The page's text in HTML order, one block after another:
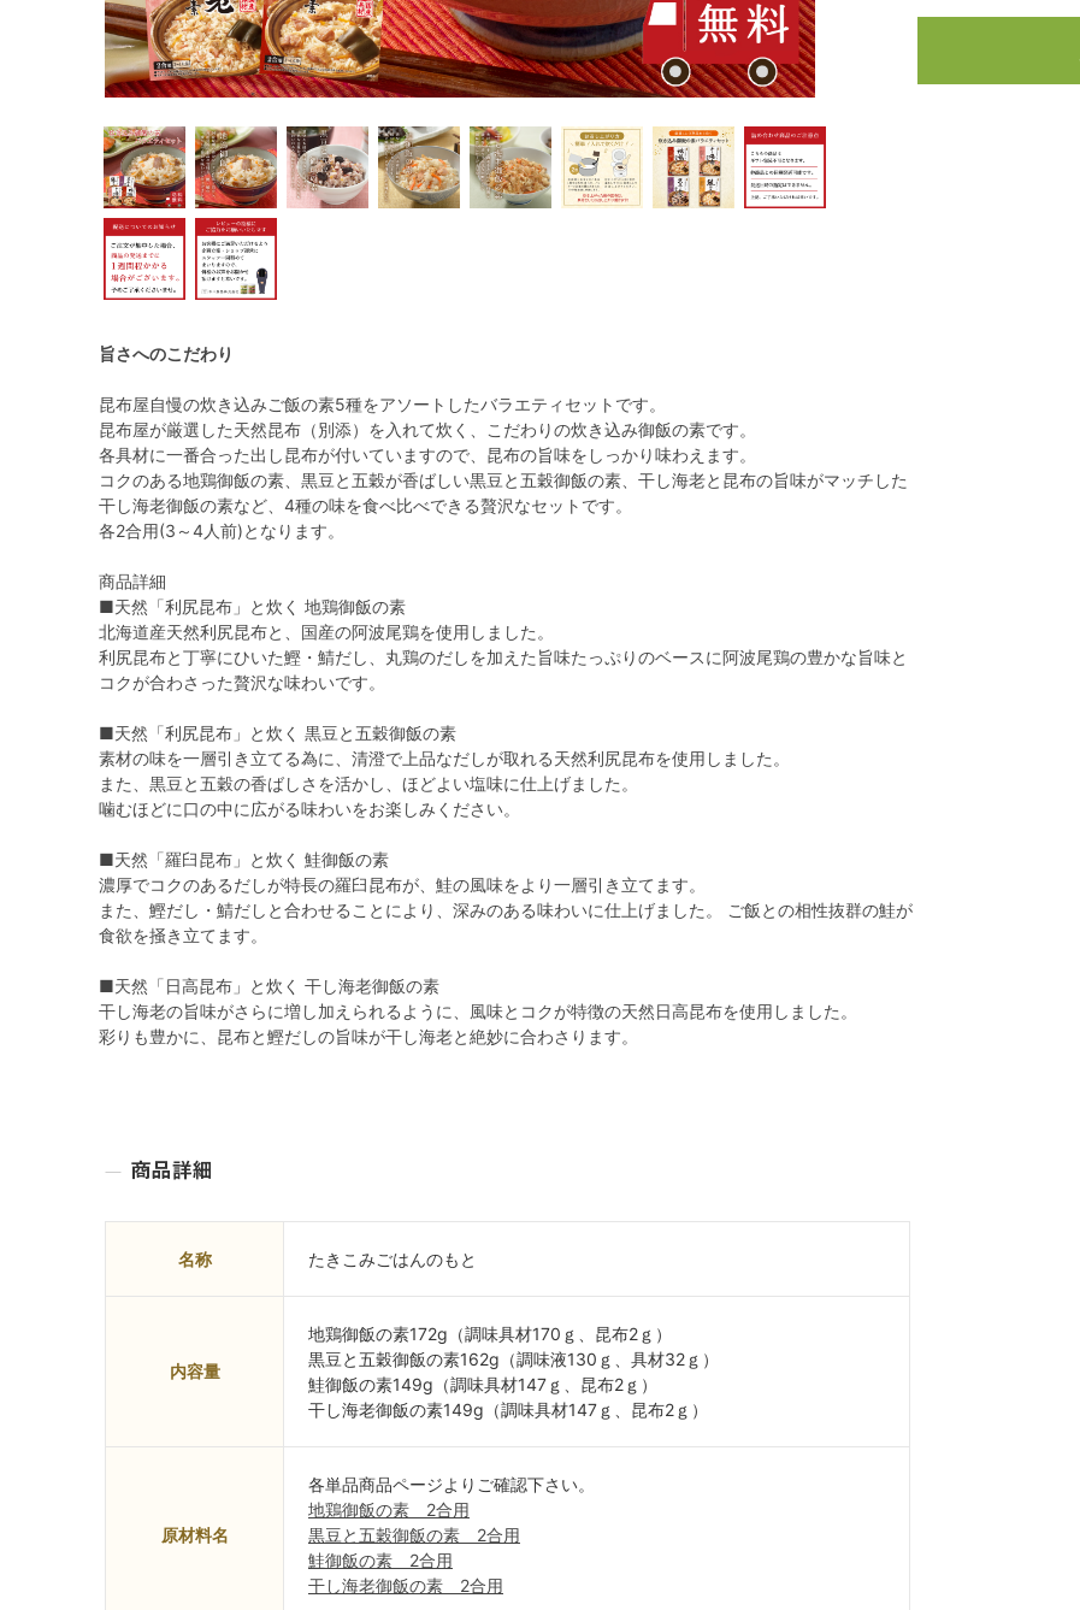
旨さへのこだわり
昆布屋自慢の炊き込みご飯の素5種をアソートしたバラエティセットです。
昆布屋が厳選した天然昆布（別添）を入れて炊く、こだわりの炊き込み御飯の素です。
各具材に一番合った出し昆布が付いていますので、昆布の旨味をしっかり味わえます。
コクのある地鶏御飯の素、黒豆と五穀が香ばしい黒豆と五穀御飯の素、干し海老と昆布の旨味がマッチした
干し海老御飯の素など、4種の味を食べ比べできる贅沢なセットです。
各2合用(3～4人前)となります。
商品詳細
■天然「利尻昆布」と炊く 地鶏御飯の素
北海道産天然利尻昆布と、国産の阿波尾鶏を使用しました。
利尻昆布と丁寧にひいた鰹・鯖だし、丸鶏のだしを加えた旨味たっぷりのベースに阿波尾鶏の豊かな旨味と
コクが合わさった贅沢な味わいです。
■天然「利尻昆布」と炊く 黒豆と五穀御飯の素
素材の味を一層引き立てる為に、清澄で上品なだしが取れる天然利尻昆布を使用しました。
また、黒豆と五穀の香ばしさを活かし、ほどよい塩味に仕上げました。
噛むほどに口の中に広がる味わいをお楽しみください。
■天然「羅臼昆布」と炊く 鮭御飯の素
濃厚でコクのあるだしが特長の羅臼昆布が、鮭の風味をより一層引き立てます。
また、鰹だし・鯖だしと合わせることにより、深みのある味わいに仕上げました。 ご飯との相性抜群の鮭が
食欲を掻き立てます。
■天然「日高昆布」と炊く 干し海老御飯の素
干し海老の旨味がさらに増し加えられるように、風味とコクが特徴の天然日高昆布を使用しました。
彩りも豊かに、昆布と鰹だしの旨味が干し海老と絶妙に合わさります。
名称 たきこみごはんのもと
内容量
地鶏御飯の素172g（調味具材170ｇ、昆布2ｇ）
黒豆と五穀御飯の素162g（調味液130ｇ、具材32ｇ）
鮭御飯の素149g（調味具材147ｇ、昆布2ｇ）
干し海老御飯の素149g（調味具材147ｇ、昆布2ｇ）
原材料名
各単品商品ページよりご確認下さい。
地鶏御飯の素 2合用
黒豆と五穀御飯の素 2合用
鮭御飯の素 2合用
干し海老御飯の素 2合用